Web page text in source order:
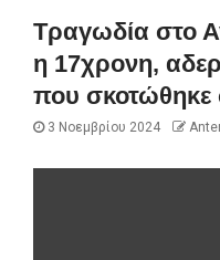
Τραγωδία στο
η 17χρονη,
που σκοτώθηκε
3 Νοεμβρίου 2024